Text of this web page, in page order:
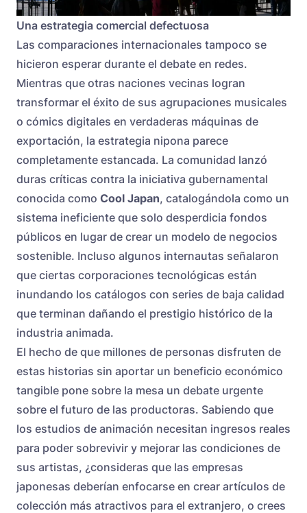
Una estrategia comercial defectuosa
Las comparaciones internacionales tampoco se
hicieron esperar durante el debate en redes.
Mientras que otras naciones vecinas logran
transformar el éxito de sus agrupaciones musicales
o cómics digitales en verdaderas máquinas de
exportación, la estrategia nipona parece
completamente estancada. La comunidad lanzó
duras críticas contra la iniciativa gubernamental
conocida como Cool Japan, catalogándola como un
sistema ineficiente que solo desperdicia fondos
públicos en lugar de crear un modelo de negocios
sostenible. Incluso algunos internautas señalaron
que ciertas corporaciones tecnológicas están
inundando los catálogos con series de baja calidad
que terminan dañando el prestigio histórico de la
industria animada.
El hecho de que millones de personas disfruten de
estas historias sin aportar un beneficio económico
tangible pone sobre la mesa un debate urgente
sobre el futuro de las productoras. Sabiendo que
los estudios de animación necesitan ingresos reales
para poder sobrevivir y mejorar las condiciones de
sus artistas, ¿consideras que las empresas
japonesas deberían enfocarse en crear artículos de
colección más atractivos para el extranjero, o crees